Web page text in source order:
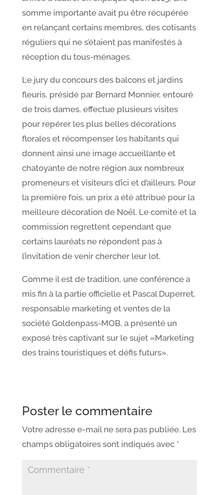
somme importante avait pu être récupérée
en relançant certains membres, des cotisants
réguliers qui ne s’étaient pas manifestés à
réception du tous-ménages.
Le jury du concours des balcons et jardins
fleuris, présidé par Bernard Monnier, entouré
de trois dames, effectue plusieurs visites
pour repérer les plus belles décorations
florales et récompenser les habitants qui
donnent ainsi une image accueillante et
chatoyante de notre région aux nombreux
promeneurs et visiteurs d’ici et d’ailleurs. Pour
la première fois, un prix a été attribué pour la
meilleure décoration de Noël. Le comité et la
commission regrettent cependant que
certains lauréats ne répondent pas à
l’invitation de venir chercher leur lot.
Comme il est de tradition, une conférence a
mis fin à la partie officielle et Pascal Duperret,
responsable marketing et ventes de la
société Goldenpass-MOB, a présenté un
exposé très captivant sur le sujet «Marketing
des trains touristiques et défis futurs».
Poster le commentaire
Votre adresse e-mail ne sera pas publiée. Les
champs obligatoires sont indiqués avec *